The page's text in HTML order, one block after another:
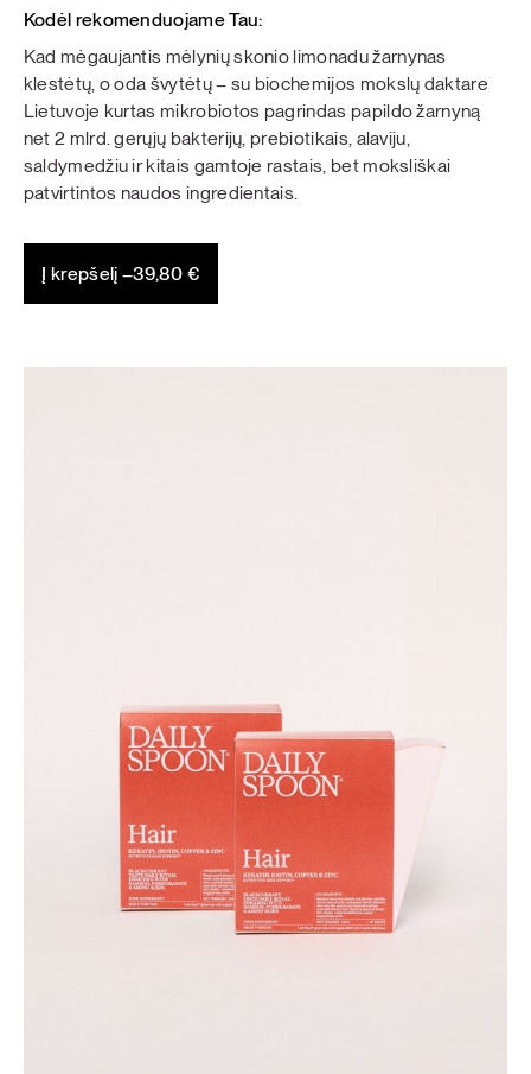
Kodėl rekomenduojame Tau:
Kad mėgaujantis mėlynių skonio limonadu žarnynas
klestėtų, o oda švytėtų – su biochemijos mokslų daktare
Lietuvoje kurtas mikrobiotos pagrindas papildo žarnyną
net 2 mlrd. gerųjų bakterijų, prebiotikais, alaviju,
saldymedžiu ir kitais gamtoje rastais, bet moksliškai
patvirtintos naudos ingredientais.
Į krepšelį –39,80€